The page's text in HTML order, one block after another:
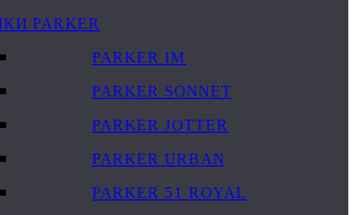
PARKER
PARKER IM
PARKER SONNET
PARKER JOTTER
PARKER URBAN
PARKER 51 ROYAL